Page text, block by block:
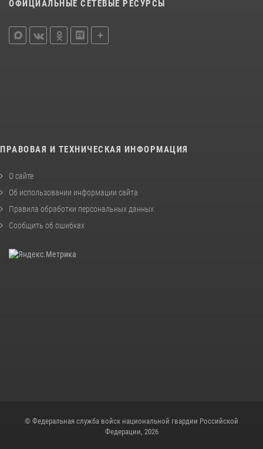
ОФИЦИАЛЬНЫЕ СЕТЕВЫЕ РЕСУРСЫ
ПРАВОВАЯ И ТЕХНИЧЕСКАЯ ИНФОРМАЦИЯ
О сайте
Об использовании информации сайта
Правила обработки персональных данных
Сообщить об ошибках
© Федеральная служба войск национальной гвардии Российской
Федерации, 2026